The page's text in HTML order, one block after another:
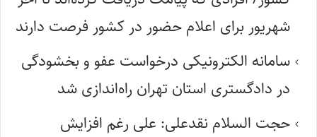
شهریور برای اعلام حضور در کشور فرصت دارند
سامانه الکترونیکی درخواست عفو و بخشودگی
در دادگستری استان تهران راه‌اندازی شد
حجت السلام نقدعلی: علی رغم افزایش